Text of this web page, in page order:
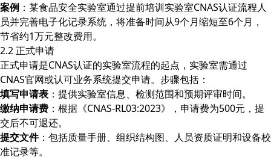
案例 ：某食品安全实验室通过提前培训实验室CNAS认证流程人
员并完善电子化记录系统，将准备时间从9个月缩短至6个月，
节省约1万元整改费用。
2.2 正式申请
正式申请是CNAS认证的实验室流程的起点，实验室需通过
CNAS官网或认可业务系统提交申请。步骤包括：
填写申请表 ：提供实验室信息、检测范围和预期评审时间。
缴纳申请费 ：根据《CNAS-RL03:2023》，申请费为500元，提
交后不可退还。
提交文件：包括质量手册、组织结构图、人员资质证明和设备校
准记录等。